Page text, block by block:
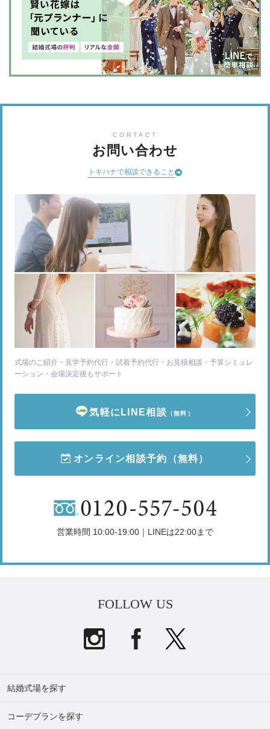
CONTACT
お問い合わせ
トキハナで相談できること
式場のご紹介・見学予約代行・試着予約代行・お見積相談・予算シミュレ
ーション・会場決定後もサポート
気軽にLINE相談 （無料）
オンライン相談予約 （無料）
営業時間 10:00-19:00｜LINEは22:00まで
FOLLOW US
結婚式場を探す
コーデプランを探す